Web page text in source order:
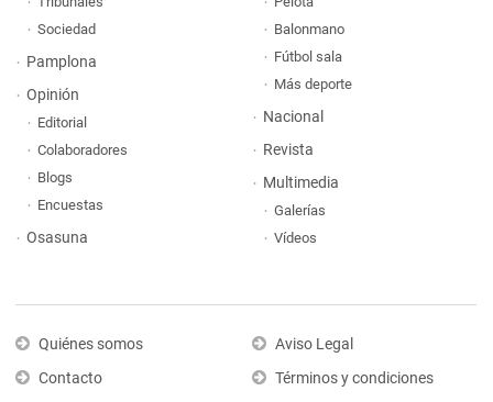
Sociedad
Pamplona
Opinión
Editorial
Colaboradores
Blogs
Encuestas
Osasuna
Balonmano
Fútbol sala
Más deporte
Nacional
Revista
Multimedia
Galerías
Vídeos
Quiénes somos
Contacto
Aviso Legal
Términos y condiciones